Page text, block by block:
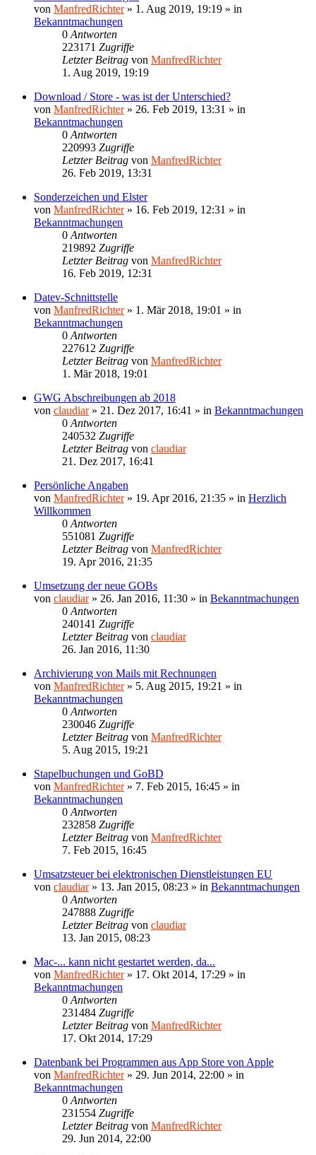
von ManfredRichter» 1. Aug 2019, 19:19 » in
Bekanntmachungen
0 Antworten
223171 Zugriffe
Letzter Beitrag von ManfredRichter
1. Aug 2019, 19:19
Download / Store - was ist der Unterschied?
von ManfredRichter» 26. Feb 2019, 13:31 » in
Bekanntmachungen
0 Antworten
220993 Zugriffe
Letzter Beitrag von ManfredRichter
26. Feb 2019, 13:31
Sonderzeichen und Elster
von ManfredRichter» 16. Feb 2019, 12:31 » in
Bekanntmachungen
0 Antworten
219892 Zugriffe
Letzter Beitrag von ManfredRichter
16. Feb 2019, 12:31
Datev-Schnittstelle
von ManfredRichter» 1. Mär 2018, 19:01 » in
Bekanntmachungen
0 Antworten
227612 Zugriffe
Letzter Beitrag von ManfredRichter
1. Mär 2018, 19:01
GWG Abschreibungen ab 2018
von claudiar» 21. Dez 2017, 16:41 » in Bekanntmachungen
0 Antworten
240532 Zugriffe
Letzter Beitrag von claudiar
21. Dez 2017, 16:41
Persönliche Angaben
von ManfredRichter» 19. Apr 2016, 21:35 » in Herzlich
Willkommen
0 Antworten
551081 Zugriffe
Letzter Beitrag von ManfredRichter
19. Apr 2016, 21:35
Umsetzung der neue GOBs
von claudiar» 26. Jan 2016, 11:30 » in Bekanntmachungen
0 Antworten
240141 Zugriffe
Letzter Beitrag von claudiar
26. Jan 2016, 11:30
Archivierung von Mails mit Rechnungen
von ManfredRichter» 5. Aug 2015, 19:21 » in
Bekanntmachungen
0 Antworten
230046 Zugriffe
Letzter Beitrag von ManfredRichter
5. Aug 2015, 19:21
Stapelbuchungen und GoBD
von ManfredRichter» 7. Feb 2015, 16:45 » in
Bekanntmachungen
0 Antworten
232858 Zugriffe
Letzter Beitrag von ManfredRichter
7. Feb 2015, 16:45
Umsatzsteuer bei elektronischen Dienstleistungen EU
von claudiar» 13. Jan 2015, 08:23 » in Bekanntmachungen
0 Antworten
247888 Zugriffe
Letzter Beitrag von claudiar
13. Jan 2015, 08:23
Mac-... kann nicht gestartet werden, da...
von ManfredRichter» 17. Okt 2014, 17:29 » in
Bekanntmachungen
0 Antworten
231484 Zugriffe
Letzter Beitrag von ManfredRichter
17. Okt 2014, 17:29
Datenbank bei Programmen aus App Store von Apple
von ManfredRichter» 29. Jun 2014, 22:00 » in
Bekanntmachungen
0 Antworten
231554 Zugriffe
Letzter Beitrag von ManfredRichter
29. Jun 2014, 22:00